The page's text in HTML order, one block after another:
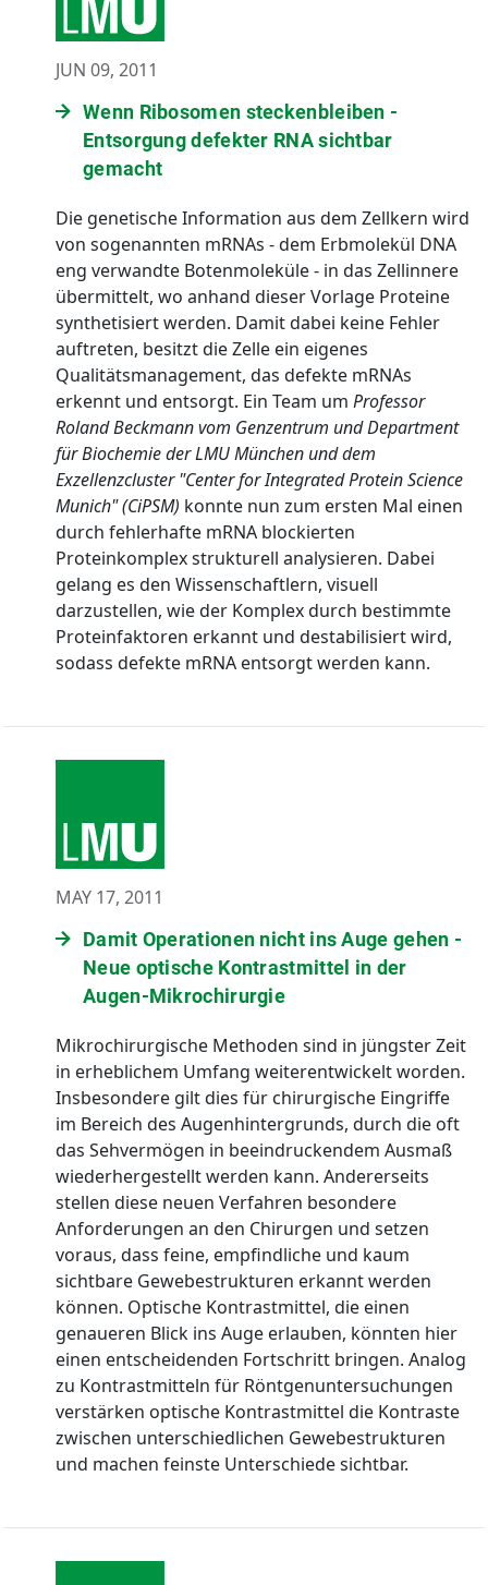
JUN 09, 2011
Wenn Ribosomen steckenbleiben -
Entsorgung defekter RNA sichtbar
gemacht
Die genetische Information aus dem Zellkern wird
von sogenannten mRNAs - dem Erbmolekül DNA
eng verwandte Botenmoleküle - in das Zellinnere
übermittelt, wo anhand dieser Vorlage Proteine
synthetisiert werden. Damit dabei keine Fehler
auftreten, besitzt die Zelle ein eigenes
Qualitätsmanagement, das defekte mRNAs
erkennt und entsorgt. Ein Team um Professor
Roland Beckmann vom Genzentrum und Department
für Biochemie der LMU München und dem
Exzellenzcluster "Center for Integrated Protein Science
Munich" (CiPSM) konnte nun zum ersten Mal einen
durch fehlerhafte mRNA blockierten
Proteinkomplex strukturell analysieren. Dabei
gelang es den Wissenschaftlern, visuell
darzustellen, wie der Komplex durch bestimmte
Proteinfaktoren erkannt und destabilisiert wird,
sodass defekte mRNA entsorgt werden kann.
MAY 17, 2011
Damit Operationen nicht ins Auge gehen -
Neue optische Kontrastmittel in der
Augen-Mikrochirurgie
Mikrochirurgische Methoden sind in jüngster Zeit
in erheblichem Umfang weiterentwickelt worden.
Insbesondere gilt dies für chirurgische Eingriffe
im Bereich des Augenhintergrunds, durch die oft
das Sehvermögen in beeindruckendem Ausmaß
wiederhergestellt werden kann. Andererseits
stellen diese neuen Verfahren besondere
Anforderungen an den Chirurgen und setzen
voraus, dass feine, empfindliche und kaum
sichtbare Gewebestrukturen erkannt werden
können. Optische Kontrastmittel, die einen
genaueren Blick ins Auge erlauben, könnten hier
einen entscheidenden Fortschritt bringen. Analog
zu Kontrastmitteln für Röntgenuntersuchungen
verstärken optische Kontrastmittel die Kontraste
zwischen unterschiedlichen Gewebestrukturen
und machen feinste Unterschiede sichtbar.